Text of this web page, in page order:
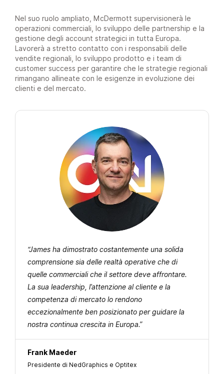
Nel suo ruolo ampliato, McDermott supervisionerà le
operazioni commerciali, lo sviluppo delle partnership e la
gestione degli account strategici in tutta Europa.
Lavorerà a stretto contatto con i responsabili delle
vendite regionali, lo sviluppo prodotto e i team di
customer success per garantire che le strategie regionali
rimangano allineate con le esigenze in evoluzione dei
clienti e del mercato.
“James ha dimostrato costantemente una solida
comprensione sia delle realtà operative che di
quelle commerciali che il settore deve affrontare.
La sua leadership, l’attenzione al cliente e la
competenza di mercato lo rendono
eccezionalmente ben posizionato per guidare la
nostra continua crescita in Europa.”
Frank Maeder
Presidente di NedGraphics e Optitex